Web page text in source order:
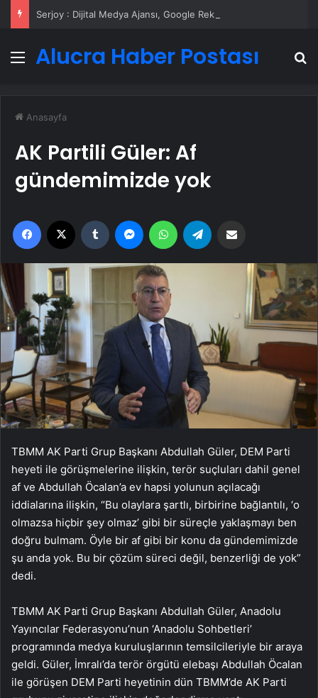
MenüAlucra Haber Postası
Anasayfa
AK Partili Güler: Af
gündemimizde yok
Facebook Tumblr MessengerWhatsApp
TBMM AK Parti Grup Başkanı Abdullah Güler, DEM Parti
heyeti ile görüşmelerine ilişkin, terör suçluları dahil genel
af ve Abdullah Öcalan’a ev hapsi yolunun açılacağı
iddialarına ilişkin, “Bu olaylara şartlı, birbirine bağlantılı, ‘o
olmazsa hiçbir şey olmaz’ gibi bir süreçle yaklaşmayı ben
doğru bulmam. Öyle bir af gibi bir konu da gündemimizde
şu anda yok. Bu bir çözüm süreci değil, benzerliği de yok”
dedi.
TBMM AK Parti Grup Başkanı Abdullah Güler, Anadolu
Yayıncılar Federasyonu’nun ‘Anadolu Sohbetleri’
programında medya kuruluşlarının temsilcileriyle bir araya
geldi. Güler, İmralı’da terör örgütü elebaşı Abdullah Öcalan
ile görüşen DEM Parti heyetinin dün TBMM’de AK Parti